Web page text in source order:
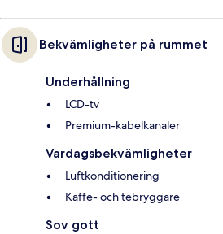
Bekvämligheter på rummet
Underhållning
LCD-tv
Premium-kabelkanaler
Vardagsbekvämligheter
Luftkonditionering
Kaffe- och tebryggare
Sov gott